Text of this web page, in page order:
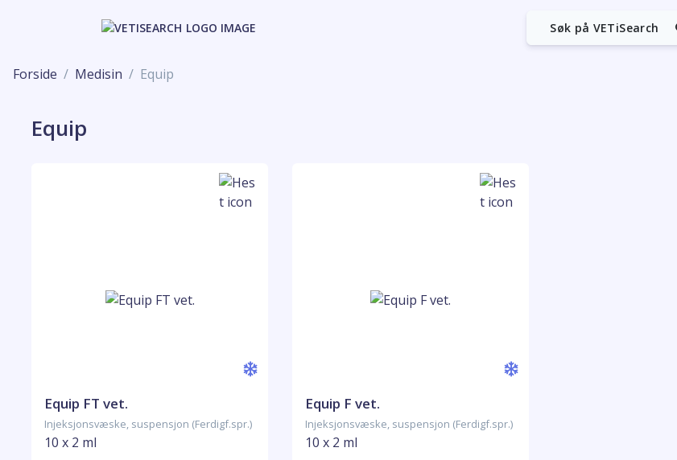
Søk på VETiSearch
Forside Medisin Equip
Equip
Equip FT vet.
Injeksjonsvæske, suspensjon (Ferdigf.spr.)
10 x 2 ml
Equip F vet.
Injeksjonsvæske, suspensjon (Ferdigf.spr.)
10 x 2 ml